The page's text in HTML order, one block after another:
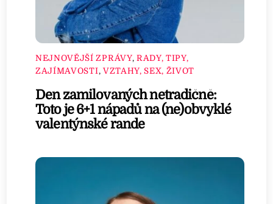
NEJNOVĚJŠÍ ZPRÁVY, RADY, TIPY,
ZAJÍMAVOSTI, VZTAHY, SEX, ŽIVOT
Den zamilovaných netradičně:
Toto je 6+1 nápadů na (ne)obvyklé
valentýnské rande